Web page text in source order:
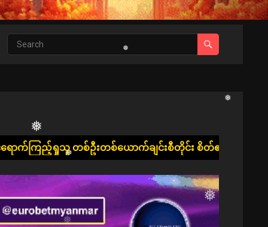
❅
❅
ောက်ချင်းစီတိုင်း စိတ်၏ချမ်းသာခြင်း၊ ကိုယ်၏ကျန်းမာခြင်း